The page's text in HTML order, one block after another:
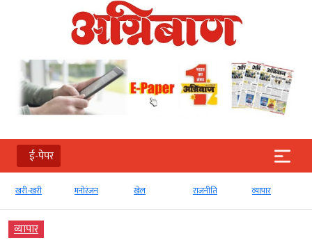
ई-पेपर
खरी-खरी मनोरंजन खेल राजनीति व्‍यापार
व्‍यापार